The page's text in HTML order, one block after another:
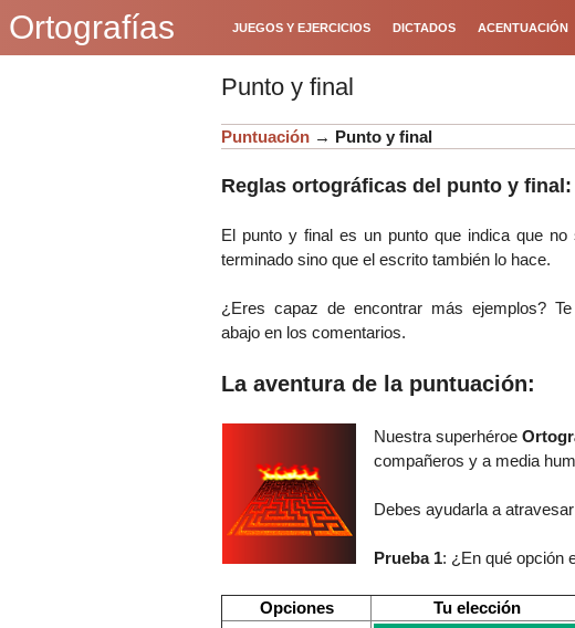
Ortografías JUEGOS Y EJERCICIOS DICTADOS ACENTUACIÓN
Punto y final
Puntuación → Punto y final
Reglas ortográficas del punto y final:
El punto y final es un punto que indica que no
terminado sino que el escrito también lo hace.
¿Eres capaz de encontrar más ejemplos?
abajo en los comentarios.
La aventura de la puntuación:
Nuestra superhéroe
compañeros y a media
Debes ayudarla a
Prueba 1: ¿En qué opción
Opciones
Tu elección